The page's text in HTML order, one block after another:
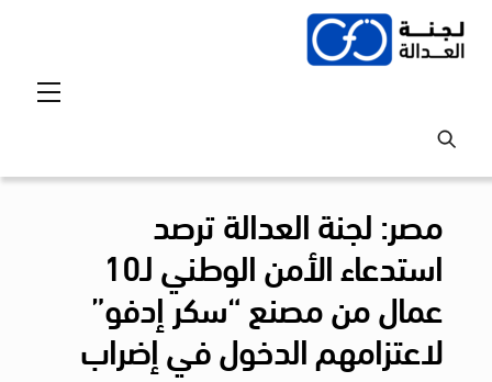
Skip
مصر: لجنة العدالة ترصد
استدعاء الأمن الوطني لـ10
عمال من مصنع “سكر إدفو”
لاعتزامهم الدخول في إضراب